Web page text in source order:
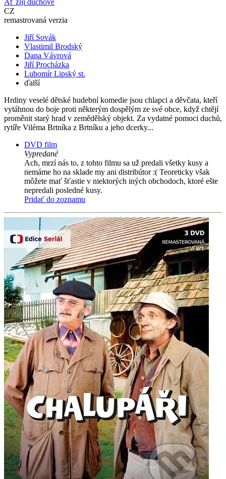
Ať žijí duchové
CZ
remastrovaná verzia
Jiří Sovák
Vlastimil Brodský
Dana Vávrová
Jiří Procházka
Lubomír Lipský st.
ďalší
Hrdiny veselé dětské hudební komedie jsou chlapci a děvčata, kteří
vytáhnou do boje proti některým dospělým ze své obce, když chtějí
proměnit starý hrad v zemědělský objekt. Za vydatné pomoci duchů,
rytíře Viléma Brtníka z Brtníku a jeho dcerky...
DVD film
Vypredané
Ach, mrzí nás to, z tohto filmu sa už predali všetky kusy a
nemáme ho na sklade my ani distribútor :( Teoreticky však
môžete mať šťastie v niektorých iných obchodoch, ktoré ešte
nepredali posledné kusy.
Pridať do zoznamu